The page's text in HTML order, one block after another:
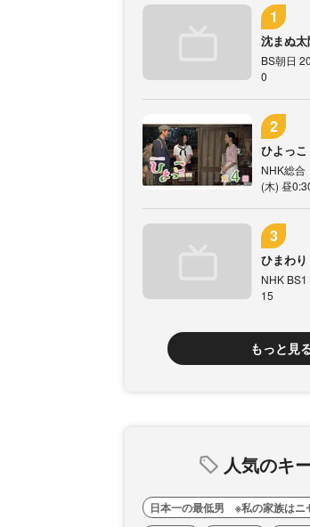
沈まぬ
BS朝日
0
ひよっこ
NHK総合
(木) 昼
ひまわり
NHK
15
もっと見
人気のキ
日本一の最低男 ※私の家族はニ